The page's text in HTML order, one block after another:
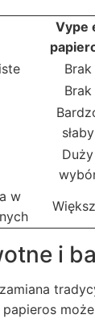
Vype
Brak
Brak
słaby
Duży
w
i